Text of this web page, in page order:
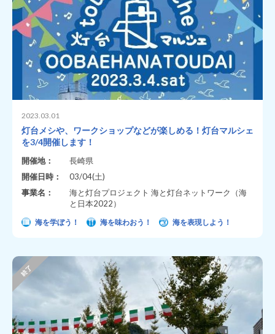
2023.03.01
灯台メシや、ワークショップなどが楽しめる！灯台マルシェ
を3/4開催します！
開催地：
長崎県
開催日時：
03/04(土)
事業名：
海と灯台プロジェクト 海と灯台ネットワーク（海
と日本2022）
海を学ぼう！ 海を味わおう！ 海を表現しよう！